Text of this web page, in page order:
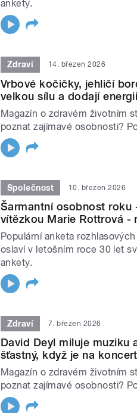
ankety.
Zdraví 14. březen 2026
Vrbové kočičky, jehličí
velkou sílu a dodají
Magazín o zdravém životním
poznat zajímavé osobnosti?
Společnost 10. březen 2026
Šarmantní osobnost roku
vítězkou Marie Rottrová -
Populární anketa
oslaví v letošním roce 30 let
ankety.
Zdraví 7. březen 2026
David Deyl miluje muziku
šťastný, když je na
Magazín o zdravém životním
poznat zajímavé osobnosti?